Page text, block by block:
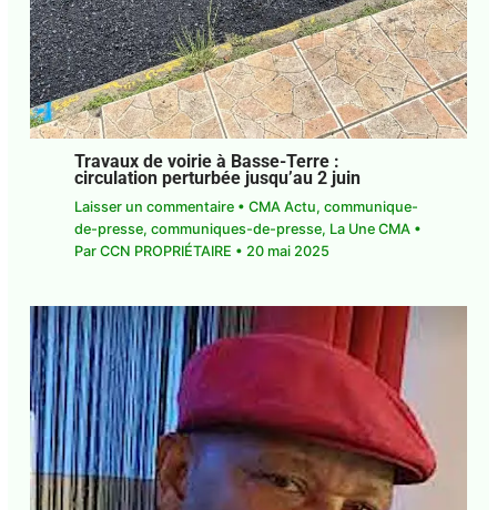
Travaux de voirie à Basse-Terre :
circulation perturbée jusqu’au 2 juin
Laisser un commentaire CMA Actu,
20 mai 2025